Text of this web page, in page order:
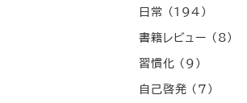
日常 (194)
書籍レビュー (8)
習慣化 (9)
自己啓発 (7)